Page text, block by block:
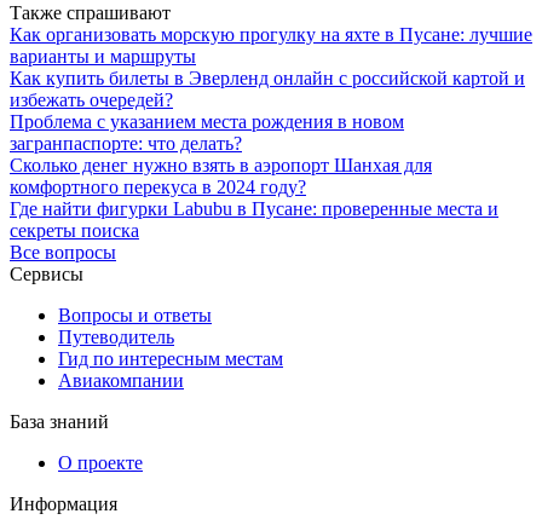
Также спрашивают
Как организовать морскую прогулку на яхте в Пусане: лучшие
варианты и маршруты
Как купить билеты в Эверленд онлайн с российской картой и
избежать очередей?
Проблема с указанием места рождения в новом
загранпаспорте: что делать?
Сколько денег нужно взять в аэропорт Шанхая для
комфортного перекуса в 2024 году?
Где найти фигурки Labubu в Пусане: проверенные места и
секреты поиска
Все вопросы
Сервисы
Вопросы и ответы
Путеводитель
Гид по интересным местам
Авиакомпании
База знаний
О проекте
Информация